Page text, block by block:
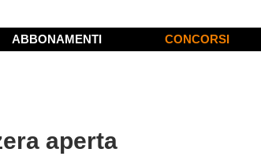
ABBONAMENTI CONCORSI
aperta